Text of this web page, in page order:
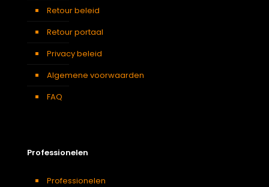
Retour beleid
Retour portaal
Privacy beleid
Algemene voorwaarden
FAQ
Professionelen
Professionelen